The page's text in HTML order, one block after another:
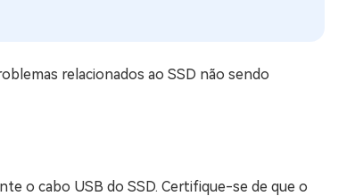
relacionados ao SSD não sendo
o cabo USB do SSD. Certifique-se de que o